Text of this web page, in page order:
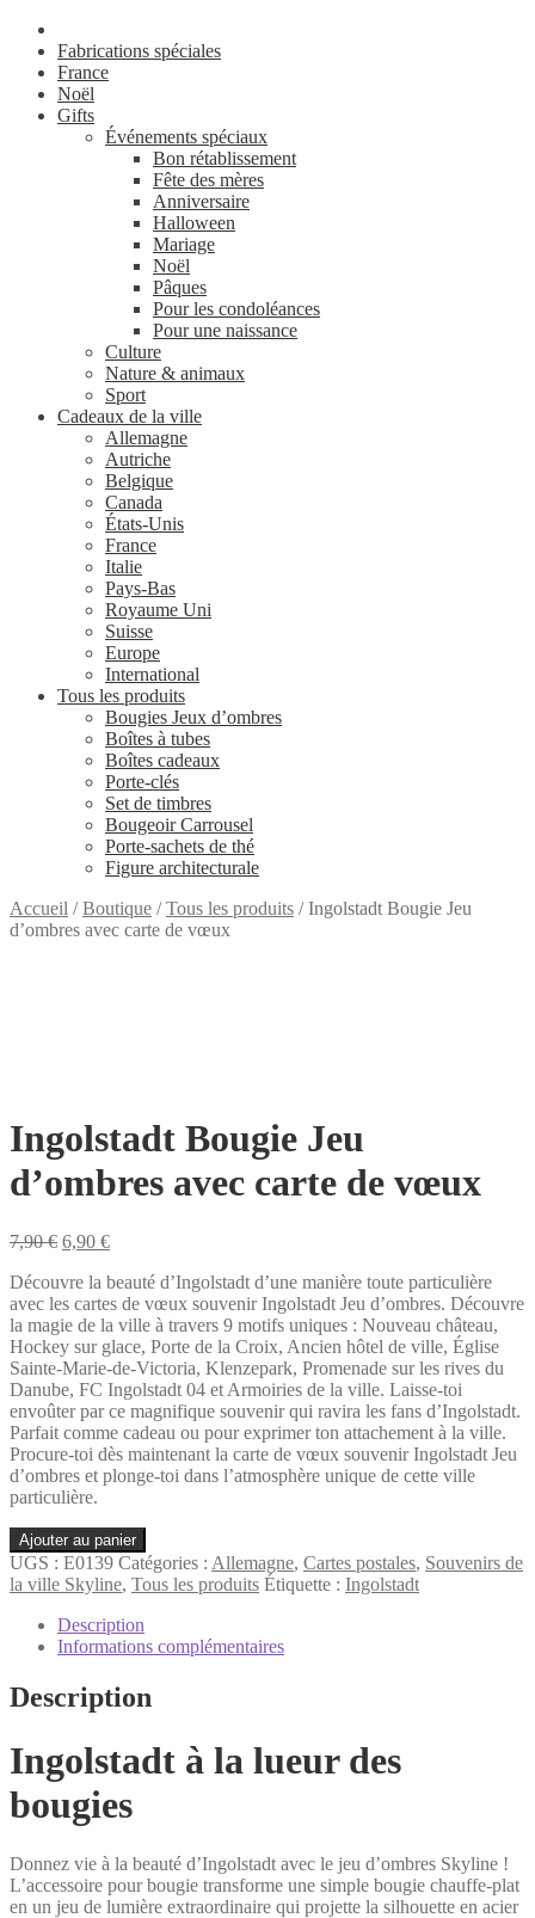
Fabrications spéciales
France
Noël
Gifts
Événements spéciaux
Bon rétablissement
Fête des mères
Anniversaire
Halloween
Mariage
Noël
Pâques
Pour les condoléances
Pour une naissance
Culture
Nature & animaux
Sport
Cadeaux de la ville
Allemagne
Autriche
Belgique
Canada
États-Unis
France
Italie
Pays-Bas
Royaume Uni
Suisse
Europe
International
Tous les produits
Bougies Jeux d’ombres
Boîtes à tubes
Boîtes cadeaux
Porte-clés
Set de timbres
Bougeoir Carrousel
Porte-sachets de thé
Figure architecturale
Accueil /Boutique /Tous les produits /Ingolstadt Bougie Jeu
d’ombres avec carte de vœux
Ingolstadt Bougie Jeu
d’ombres avec carte de vœux
7,90€ Le
initial
était :
7,90 €.
6,90 €Le
actuel
est :
6,90 €.
Découvre la beauté d’Ingolstadt d’une manière toute particulière
avec les cartes de vœux souvenir Ingolstadt Jeu d’ombres. Découvre
la magie de la ville à travers 9 motifs uniques : Nouveau château,
Hockey sur glace, Porte de la Croix, Ancien hôtel de ville, Église
Sainte-Marie-de-Victoria, Klenzepark, Promenade sur les rives du
Danube, FC Ingolstadt 04 et Armoiries de la ville. Laisse-toi
envoûter par ce magnifique souvenir qui ravira les fans d’Ingolstadt.
Parfait comme cadeau ou pour exprimer ton attachement à la ville.
Procure-toi dès maintenant la carte de vœux souvenir Ingolstadt Jeu
d’ombres et plonge-toi dans l’atmosphère unique de cette ville
particulière.
quantité
de
Ingolstadt
d'ombres
carte
de
Ajouter au panier
UGS : E0139 Catégories : Allemagne, Cartes postales, Souvenirs de
la ville Skyline, Tous les produits Étiquette : Ingolstadt
Description
Informations complémentaires
Description
Ingolstadt à la lueur des
bougies
Donnez vie à la beauté d’Ingolstadt avec le jeu d’ombres Skyline !
L’accessoire pour bougie transforme une simple bougie chauffe-plat
en un jeu de lumière extraordinaire qui projette la silhouette en acier